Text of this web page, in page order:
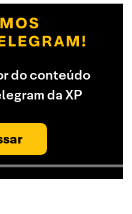
do conteúdo
da XP